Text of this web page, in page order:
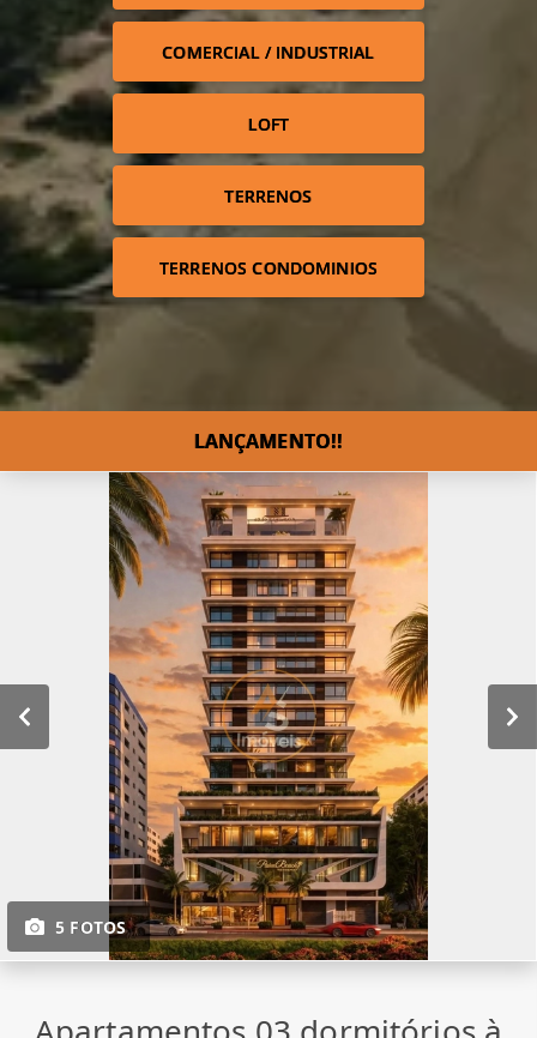
COMERCIAL / INDUSTRIAL
LOFT
TERRENOS
TERRENOS CONDOMINIOS
LANÇAMENTO!!
5 FOTOS